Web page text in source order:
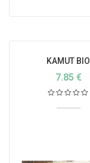
KAMUT BIO
7.85 €